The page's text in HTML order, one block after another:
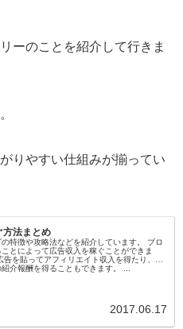
ーのことを紹介して行きま
りやすい仕組みが揃ってい
方法まとめ
特徴や攻略法などを紹介しています。 ブロ
とによって広告収入を稼ぐことができま
告を貼ってアフィリエイト収入を得たり、ポ
介報酬を得ることもできます。 ...
2017.06.17